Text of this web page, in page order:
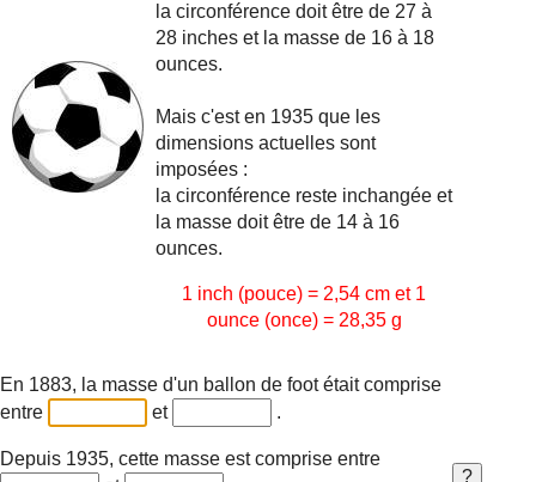
la circonférence doit être de 27 à
28 inches et la masse de 16 à 18
ounces.
Mais c'est en 1935 que les
dimensions actuelles sont
imposées :
la circonférence reste inchangée et
la masse doit être de 14 à 16
ounces.
1 inch (pouce) = 2,54 cm et 1
ounce (once) = 28,35 g
En 1883, la masse d'un ballon de foot était comprise
entre
et .
Depuis 1935, cette masse est comprise entre